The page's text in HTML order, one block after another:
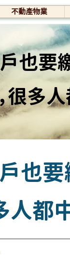
不動產物業
戶也
很多人
也
都